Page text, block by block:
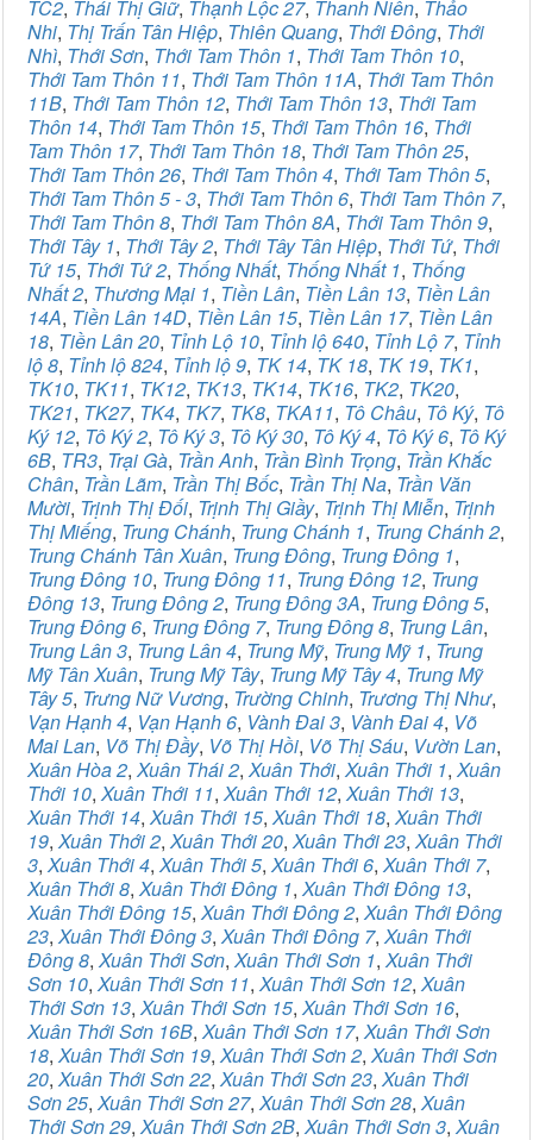
TC2, Thái Thị Giữ, Thạnh Lộc 27, Thanh Niên, Thảo
Nhi, Thị Trấn Tân Hiệp, Thiên Quang, Thới Đông, Thới
Nhì, Thới Sơn, Thới Tam Thôn 1, Thới Tam Thôn 10,
Thới Tam Thôn 11, Thới Tam Thôn 11A, Thới Tam Thôn
11B, Thới Tam Thôn 12, Thới Tam Thôn 13, Thới Tam
Thôn 14, Thới Tam Thôn 15, Thới Tam Thôn 16, Thới
Tam Thôn 17, Thới Tam Thôn 18, Thới Tam Thôn 25,
Thới Tam Thôn 26, Thới Tam Thôn 4, Thới Tam Thôn 5,
Thới Tam Thôn 5 - 3, Thới Tam Thôn 6, Thới Tam Thôn 7,
Thới Tam Thôn 8, Thới Tam Thôn 8A, Thới Tam Thôn 9,
Thới Tây 1, Thới Tây 2, Thới Tây Tân Hiệp, Thới Tứ, Thới
Tứ 15, Thới Tứ 2, Thống Nhất, Thống Nhất 1, Thống
Nhất 2, Thương Mại 1, Tiền Lân, Tiền Lân 13, Tiền Lân
14A, Tiền Lân 14D, Tiền Lân 15, Tiền Lân 17, Tiền Lân
18, Tiền Lân 20, Tỉnh Lộ 10, Tỉnh lộ 640, Tỉnh Lộ 7, Tỉnh
lộ 8, Tỉnh lộ 824, Tỉnh lộ 9, TK 14, TK 18, TK 19, TK1,
TK10, TK11, TK12, TK13, TK14, TK16, TK2, TK20,
TK21, TK27, TK4, TK7, TK8, TKA11, Tô Châu, Tô Ký, Tô
Ký 12, Tô Ký 2, Tô Ký 3, Tô Ký 30, Tô Ký 4, Tô Ký 6, Tô Ký
6B, TR3, Trại Gà, Trần Anh, Trần Bình Trọng, Trần Khắc
Chân, Trần Lãm, Trần Thị Bốc, Trần Thị Na, Trần Văn
Mười, Trịnh Thị Đối, Trịnh Thị Giầy, Trịnh Thị Miễn, Trịnh
Thị Miếng, Trung Chánh, Trung Chánh 1, Trung Chánh 2,
Trung Chánh Tân Xuân, Trung Đông, Trung Đông 1,
Trung Đông 10, Trung Đông 11, Trung Đông 12, Trung
Đông 13, Trung Đông 2, Trung Đông 3A, Trung Đông 5,
Trung Đông 6, Trung Đông 7, Trung Đông 8, Trung Lân,
Trung Lân 3, Trung Lân 4, Trung Mỹ, Trung Mỹ 1, Trung
Mỹ Tân Xuân, Trung Mỹ Tây, Trung Mỹ Tây 4, Trung Mỹ
Tây 5, Trưng Nữ Vương, Trường Chinh, Trương Thị Như,
Vạn Hạnh 4, Vạn Hạnh 6, Vành Đai 3, Vành Đai 4, Võ
Mai Lan, Võ Thị Đầy, Võ Thị Hồi, Võ Thị Sáu, Vườn Lan,
Xuân Hòa 2,Xuân Thái 2,Xuân Thới,Xuân Thới 1,Xuân
Thới 10,Xuân Thới 11,Xuân Thới 12,Xuân Thới 13,
Xuân Thới 14,Xuân Thới 15,Xuân Thới 18,Xuân Thới
19,Xuân Thới 2,Xuân Thới 20,Xuân Thới 23,Xuân Thới
3,Xuân Thới 4,Xuân Thới 5,Xuân Thới 6,Xuân Thới 7,
Xuân Thới 8,Xuân Thới Đông 1,Xuân Thới Đông 13,
Xuân Thới Đông 15,Xuân Thới Đông 2,Xuân Thới Đông
23,Xuân Thới Đông 3,Xuân Thới Đông 7,Xuân Thới
Đông 8,Xuân Thới Sơn,Xuân Thới Sơn 1,Xuân Thới
Sơn 10,Xuân Thới Sơn 11,Xuân Thới Sơn 12,Xuân
Thới Sơn 13,Xuân Thới Sơn 15,Xuân Thới Sơn 16,
Xuân Thới Sơn 16B,Xuân Thới Sơn 17,Xuân Thới Sơn
18,Xuân Thới Sơn 19,Xuân Thới Sơn 2,Xuân Thới Sơn
20,Xuân Thới Sơn 22,Xuân Thới Sơn 23,Xuân Thới
Sơn 25,Xuân Thới Sơn 27,Xuân Thới Sơn 28,Xuân
Thới Sơn 29,Xuân Thới Sơn 2B,Xuân Thới Sơn 3,Xuân